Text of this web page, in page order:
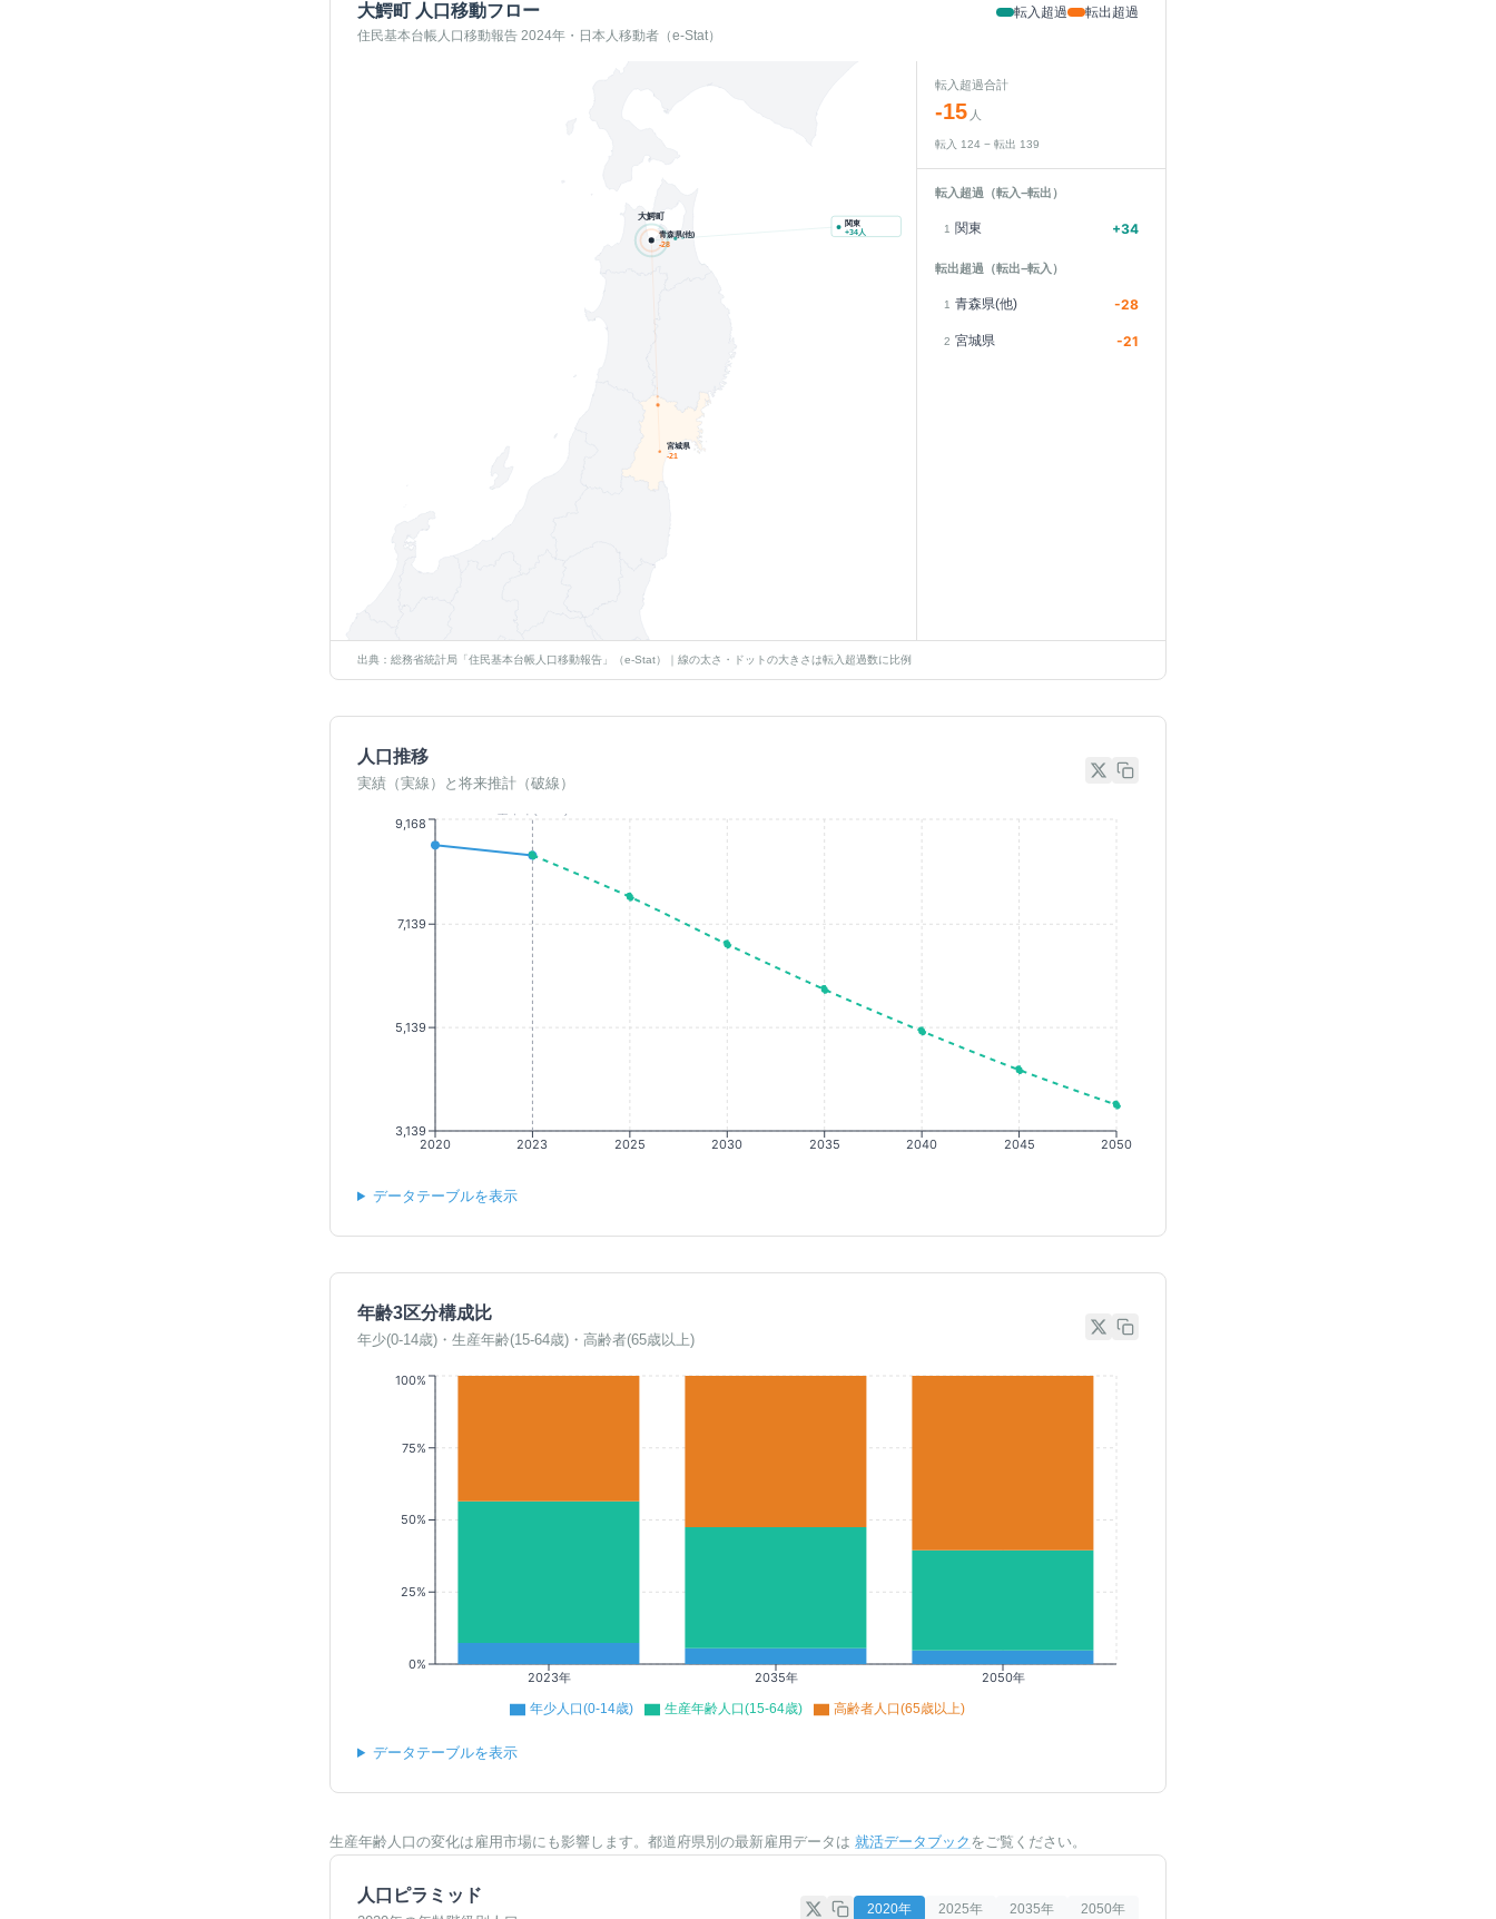
大鰐町 人口移動フロー
住民基本台帳人口移動報告 2024年・日本人移動者（e-Stat）
転入超過 転出超過
宮城県
-21
青森県(他)
-28
大鰐町
関東
+34人
転入超過合計
-15 人
転入 124 − 転出 139
転入超過（転入−転出）
1 関東 +34
転出超過（転出−転入）
1 青森県(他) -28
2 宮城県 -21
出典：総務省統計局「住民基本台帳人口移動報告」（e-Stat）｜線の太さ・ドットの大きさは転入超過数に比例
人口推移
実績（実線）と将来推計（破線）
2020 2023 2025 2030 2035 2040 2045 2050
3,139
5,139
7,139
9,168
データテーブルを表示
年齢3区分構成比
年少(0-14歳)・生産年齢(15-64歳)・高齢者(65歳以上)
2023年 2035年 2050年
0%
25%
50%
75%
100%
年少人口(0-14歳) 生産年齢人口(15-64歳) 高齢者人口(65歳以上)
データテーブルを表示
生産年齢人口の変化は雇用市場にも影響します。都道府県別の最新雇用データは 就活データブック をご覧ください。
人口ピラミッド
2020年 2025年 2035年 2050年